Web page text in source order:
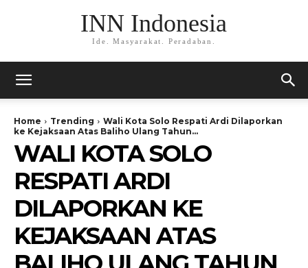
INN Indonesia
Ide. Masyarakat. Peradaban.
Home Trending
Wali Kota Solo Respati Ardi Dilaporkan
ke Kejaksaan Atas Baliho Ulang Tahun...
WALI KOTA SOLO
RESPATI ARDI
DILAPORKAN KE
KEJAKSAAN ATAS